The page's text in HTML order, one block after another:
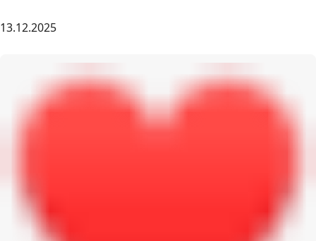
13.12.2025